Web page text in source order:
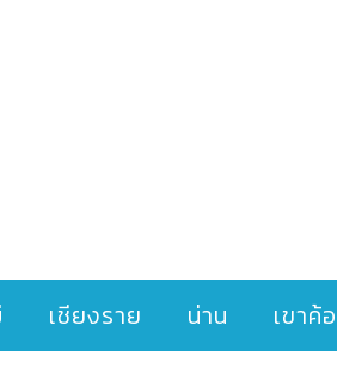
เชียงราย น่าน เขาค้อ